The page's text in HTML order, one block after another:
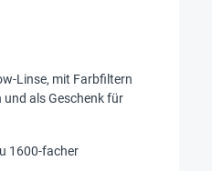
Linse, mit Farbfiltern
als Geschenk für
1600-facher